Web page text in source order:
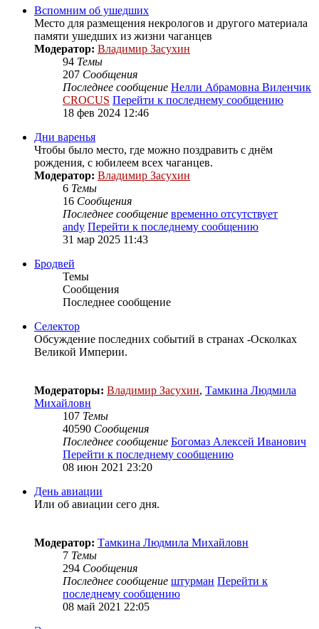
Вспомним об ушедших
Место для размещения некрологов и другого материала
памяти ушедших из жизни чаганцев
Модератор: Владимир Засухин
94 Темы
207 Сообщения
Последнее сообщение Нелли Абрамовна Виленчик
CROCUS Перейти к последнему сообщению
18 фев 2024 12:46
Дни варенья
Чтобы было место, где можно поздравить с днём
рождения, с юбилеем всех чаганцев.
Модератор: Владимир Засухин
6 Темы
16 Сообщения
Последнее сообщение временно отсутствует
andy Перейти к последнему сообщению
31 мар 2025 11:43
Бродвей
Темы
Сообщения
Последнее сообщение
Селектор
Обсуждение последних событий в странах -Осколках
Великой Империи.
Модераторы: Владимир Засухин, Тамкина Людмила
Михайловн
107 Темы
40590 Сообщения
Последнее сообщение Богомаз Алексей Иванович
Перейти к последнему сообщению
08 июн 2021 23:20
День авиации
Или об авиации сего дня.
Модератор: Тамкина Людмила Михайловн
7 Темы
294 Сообщения
Последнее сообщение штурман Перейти к
последнему сообщению
08 май 2021 22:05